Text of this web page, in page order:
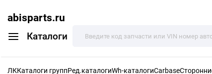
abisparts.ru
Каталоги
ЛККаталоги группРед.каталогиWh-каталогиCarbase